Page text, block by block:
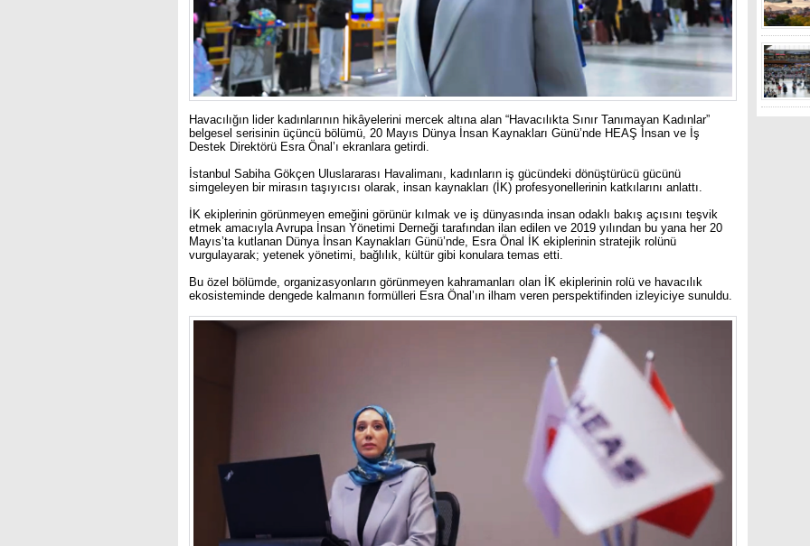
Havacılığın lider kadınlarının hikâyelerini mercek altına alan “Havacılıkta Sınır Tanımayan Kadınlar”
belgesel serisinin üçüncü bölümü, 20 Mayıs Dünya İnsan Kaynakları Günü’nde HEAŞ İnsan ve İş
Destek Direktörü Esra Önal’ı ekranlara getirdi.
İstanbul Sabiha Gökçen Uluslararası Havalimanı, kadınların iş gücündeki dönüştürücü gücünü
simgeleyen bir mirasın taşıyıcısı olarak, insan kaynakları (İK) profesyonellerinin katkılarını anlattı.
İK ekiplerinin görünmeyen emeğini görünür kılmak ve iş dünyasında insan odaklı bakış açısını teşvik
etmek amacıyla Avrupa İnsan Yönetimi Derneği tarafından ilan edilen ve 2019 yılından bu yana her 20
Mayıs’ta kutlanan Dünya İnsan Kaynakları Günü’nde, Esra Önal İK ekiplerinin stratejik rolünü
vurgulayarak; yetenek yönetimi, bağlılık, kültür gibi konulara temas etti.
Bu özel bölümde, organizasyonların görünmeyen kahramanları olan İK ekiplerinin rolü ve havacılık
ekosisteminde dengede kalmanın formülleri Esra Önal’ın ilham veren perspektifinden izleyiciye sunuldu.